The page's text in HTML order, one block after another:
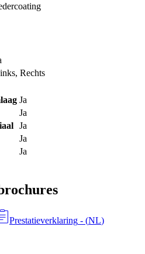
, Rechts
Ja
Ja
Ja
Ja
Ja
Prestatieverklaring - (NL)